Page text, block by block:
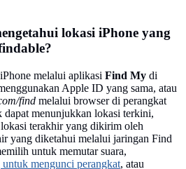
lokasi iPhone yang
melalui aplikasi Find My di
Apple ID yang sama, atau
find melalui browser di perangkat
menunjukkan lokasi terkini,
terakhir yang dikirim oleh
yang diketahui melalui jaringan Find
untuk memutar suara,
mengunci perangkat, atau